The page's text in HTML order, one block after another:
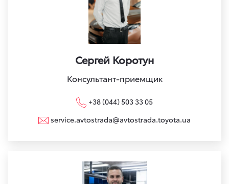
Сергей Коротун
Консультант-приемщик
+38 (044) 503 33 05
service.avtostrada@avtostrada.toyota.ua